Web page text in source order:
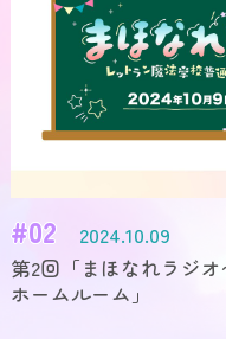
#02
2024.10.09
第2回「まほなれラジ
ホームルーム」